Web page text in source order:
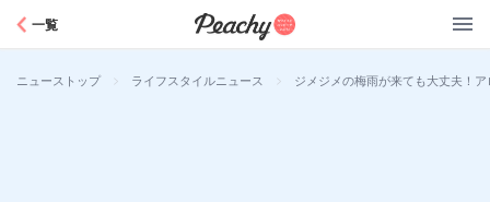
一覧
ニューストップ > ライフスタイルニュース > ジメジメの梅雨が来ても大丈夫！